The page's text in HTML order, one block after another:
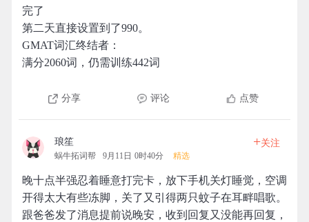
完了
第二天直接设置到了990。
GMAT词汇终结者：
满分2060词，仍需训练442词
分享 评论 点赞
琅笙
蜗牛拓词帮 9月11日 0时40分 精选
+关注
晚十点半强忍着睡意打完卡，放下手机关灯睡觉，空调
开得太大有些冻脚，关了又引得两只蚊子在耳畔唱歌。
跟爸爸发了消息提前说晚安，收到回复又没能再回复，